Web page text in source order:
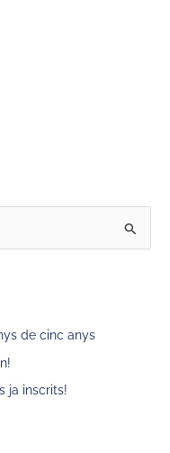
de cinc anys
ja inscrits!